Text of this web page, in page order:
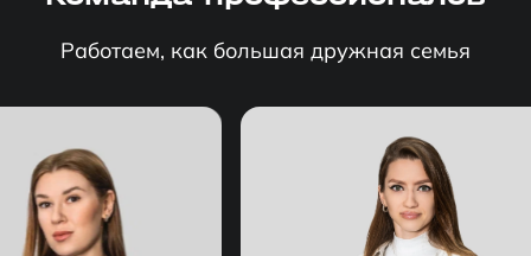
Работаем, как большая дружная семья